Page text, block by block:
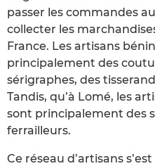
passer les commandes
collecter les
France. Les artisans
principalement des
sérigraphes, des
Tandis, qu’à Lomé, les
sont principalement des
ferrailleurs.
Ce réseau d’artisans